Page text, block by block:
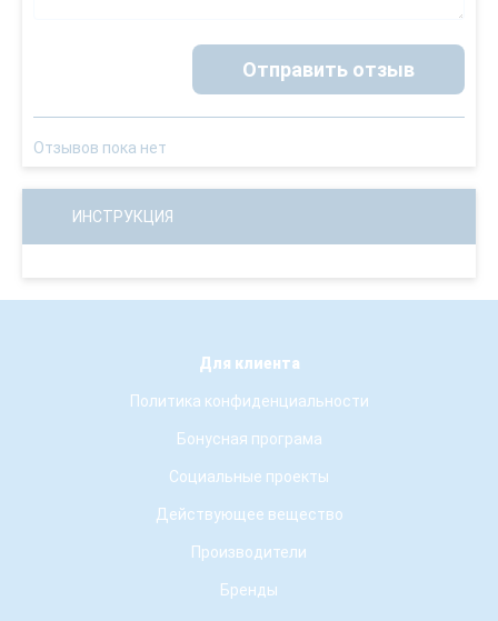
Отправить отзыв
Отзывов пока нет
ИНСТРУКЦИЯ
Для клиента
Политика конфиденциальности
Бонусная програма
Социальные проекты
Действующее вещество
Производители
Бренды